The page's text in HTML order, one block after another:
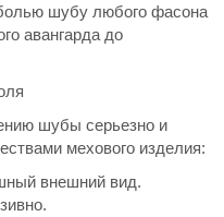
шубу любого фасона
авангарда до
шубы серьезно и
мехового изделия:
внешний вид.